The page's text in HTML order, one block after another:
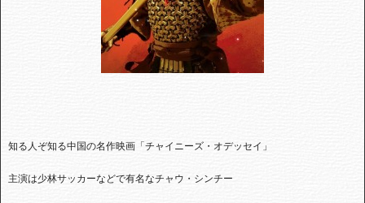
知る人ぞ知る中国の名作映画「チャイニーズ・オデッセイ」
主演は少林サッカーなどで有名なチャウ・シンチー